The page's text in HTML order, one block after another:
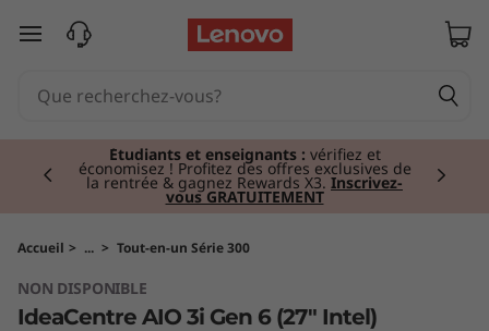
e
n
passer au contenu principal
Étudiants et enseignants : vérifiez et
économisez ! Profitez des offres exclusives de
la rentrée & gagnez Rewards X3. Inscrivez-
vous GRATUITEMENT
Currently displaying item 2 of 3
Accueil > ... > Tout-en-un Série 300
NON DISPONIBLE
IdeaCentre AIO 3i Gen 6 (27" Intel)